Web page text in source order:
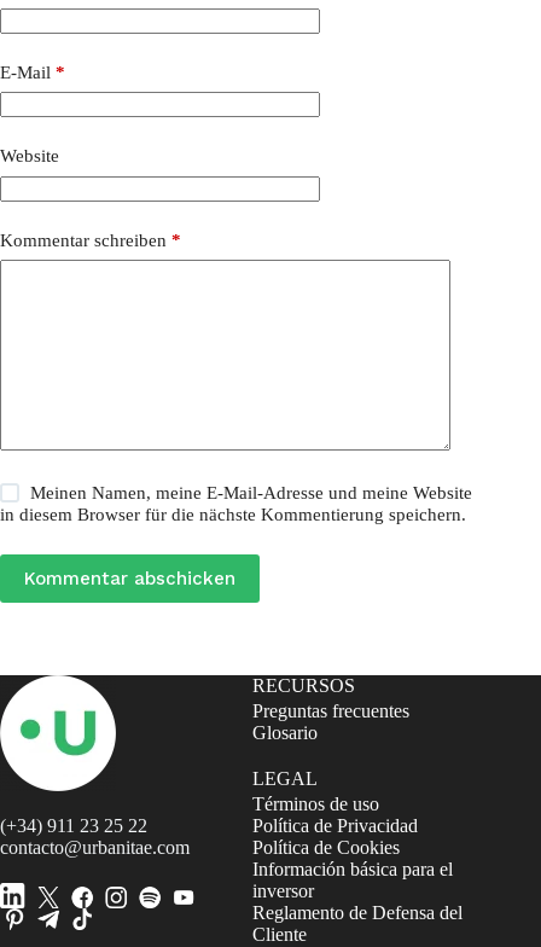
E-Mail *
Website
Kommentar schreiben *
Meinen Namen, meine E-Mail-Adresse und meine Website
in diesem Browser für die nächste Kommentierung speichern.
Kommentar abschicken
(+34) 911 23 25 22
contacto@urbanitae.com
RECURSOS
Preguntas frecuentes
Glosario
LEGAL
Términos de uso
Política de Privacidad
Política de Cookies
Información básica para el
inversor
Reglamento de Defensa del
Cliente